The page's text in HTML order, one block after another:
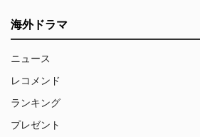
海外ドラマ
ニュース
レコメンド
ランキング
プレゼント